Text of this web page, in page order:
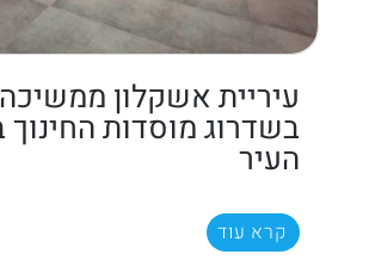
עיריית אשקלון ממשיכה
בשדרוג מוסדות החינוך
העיר
קרא עוד